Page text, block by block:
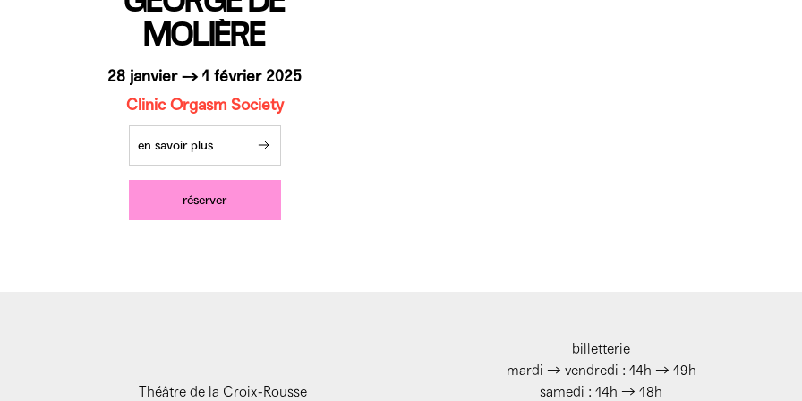
MOLIÈRE
28 janvier → 1 février 2025
Clinic Orgasm Society
en savoir plus
réserver
Théâtre de la Croix-Rousse
billetterie
mardi → vendredi : 14h → 19h
samedi : 14h → 18h